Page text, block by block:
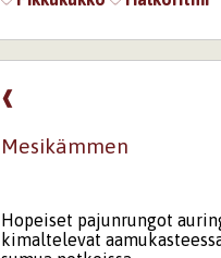
❰
Mesikämmen
Hopeiset pajunrungot
kimaltelevat